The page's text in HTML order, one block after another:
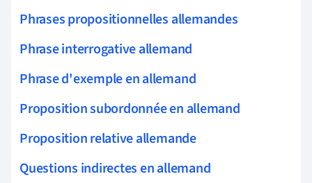
Phrases propositionnelles allemandes
Phrase interrogative allemand
Phrase d'exemple en allemand
Proposition subordonnée en allemand
Proposition relative allemande
Questions indirectes en allemand